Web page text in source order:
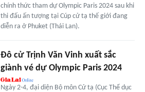
chính thức tham dự Olympic Paris 2024 sau khi
thi đấu ấn tượng tại Cúp cử tạ thế giới đang
diễn ra ở Phuket (Thái Lan).
Đô cử Trịnh Văn Vinh xuất sắc
giành vé dự Olympic Paris 2024
Ngày 2-4, đại diện Bộ môn Cử tạ (Cục Thể dục